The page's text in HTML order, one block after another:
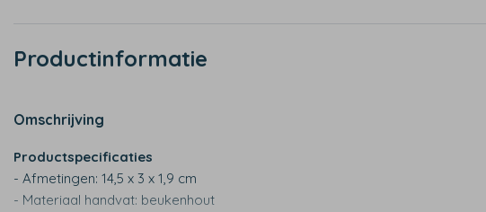
Productinformatie
Omschrijving
Productspecificaties
- Afmetingen: 14,5 x 3 x 1,9 cm
- Materiaal handvat: beukenhout